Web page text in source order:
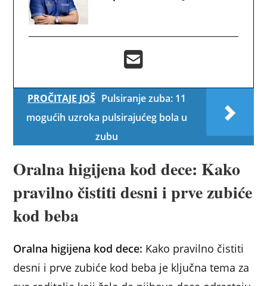
PROČITAJE JOŠ Pulsiranje zuba: 11
mogućih uzroka pulsirajućeg bola u
zubu
Oralna higijena kod dece: Kako
pravilno čistiti desni i prve zubiće
kod beba
Oralna higijena kod dece: Kako pravilno čistiti
desni i prve zubiće kod beba je ključna tema za